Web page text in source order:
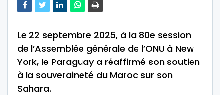
Le 22 septembre 2025, à la 80e session
de l’Assemblée générale de l’ONU à New
York, le Paraguay a réaffirmé son soutien
à la souveraineté du Maroc sur son
Sahara.